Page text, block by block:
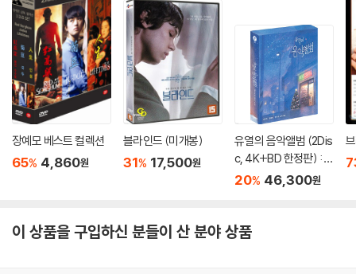
장예모 베스트 컬렉션
65% 4,860원
블라인드 (미개봉)
31% 17,500원
유열의 음악앨범 (2Dis
c, 4K+BD 한정판) : 블
루레이
20% 46,300원
이 상품을 구입하신 분들이 산 분야 상품